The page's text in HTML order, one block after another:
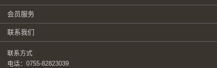
会员服务
联系我们
联系方式
电话：0755-82823039